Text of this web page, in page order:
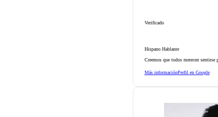
Verificado
Hispano Hablante
Creemos que todos merecen
Más informaciónPerfil en Google